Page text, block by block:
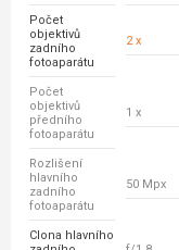
Počet
objektivů
zadního
fotoaparátu
2 x
Počet
objektivů
předního
fotoaparátu
1 x
Rozlišení
hlavního
zadního
fotoaparátu
50 Mpx
Clona hlavního